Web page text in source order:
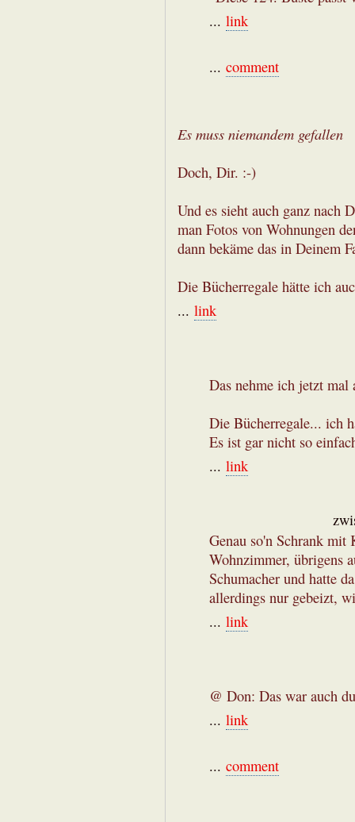
... link
... comment
Es muss niemandem gefallen
Doch, Dir. :-)
Und es sieht auch ganz nach
man Fotos von Wohnungen
dann bekäme das in Deinem
Die Bücherregale hätte ich
... link
Das nehme ich jetzt
Die Bücherregale... ich
Es ist gar nicht so
... link
Genau so'n Schrank
Wohnzimmer, übrigens
Schumacher und hatte
allerdings nur gebeizt,
... link
@ Don: Das war auch
... link
... comment